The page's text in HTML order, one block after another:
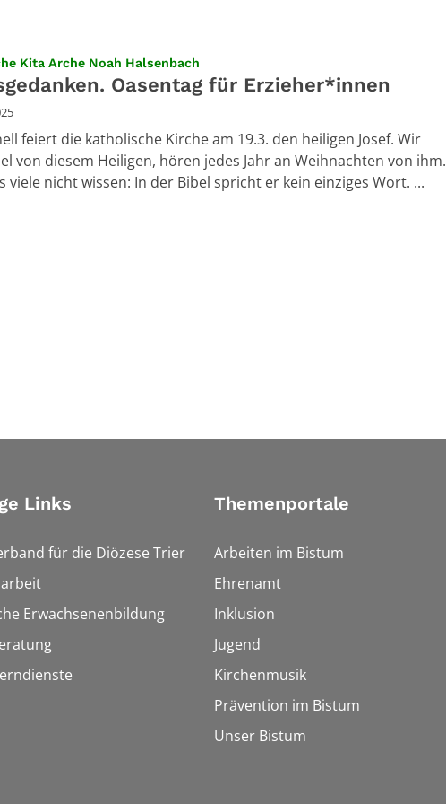
Kita Arche Noah Halsenbach
Oasentag für Erzieher*innen
feiert die katholische Kirche am 19.3. den heiligen Josef. Wir
von diesem Heiligen, hören jedes Jahr an Weihnachten von ihm.
viele nicht wissen: In der Bibel spricht er kein einziges Wort. ...
Links
für die Diözese Trier
Erwachsenenbildung
Themenportale
Arbeiten im Bistum
Ehrenamt
Inklusion
Jugend
Kirchenmusik
Prävention im Bistum
Unser Bistum